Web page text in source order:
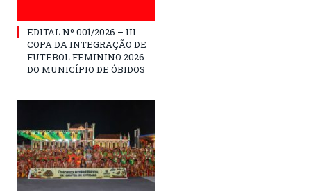
EDITAL Nº 001/2026 – III
COPA DA INTEGRAÇÃO DE
FUTEBOL FEMININO 2026
DO MUNICÍPIO DE ÓBIDOS